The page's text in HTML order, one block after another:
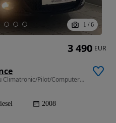
1 / 6
1896 cm3 • 105 CP • DEALER/Dublu Climatronic/Pilot/Computer/Bluetooth/Recent import
2008
3 490 EUR